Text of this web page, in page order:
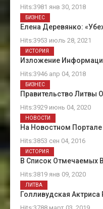
Hits:3981 янв 30, 2018
Елена Деревянко:
Hits:3953 июль 28, 2021
БИЗНЕС
Изложение
Hits:3946 апр 04, 2018
ИСТОРИЯ
Правительство Литвы
Hits:3929 июнь 04, 2020
БИЗНЕС
На Новостном
Hits:3853 сен 04, 2016
НОВОСТИ
В Список Отмечаемых
Hits:3819 янв 09, 2020
ИСТОРИЯ
Голливудская
ЛИТВА